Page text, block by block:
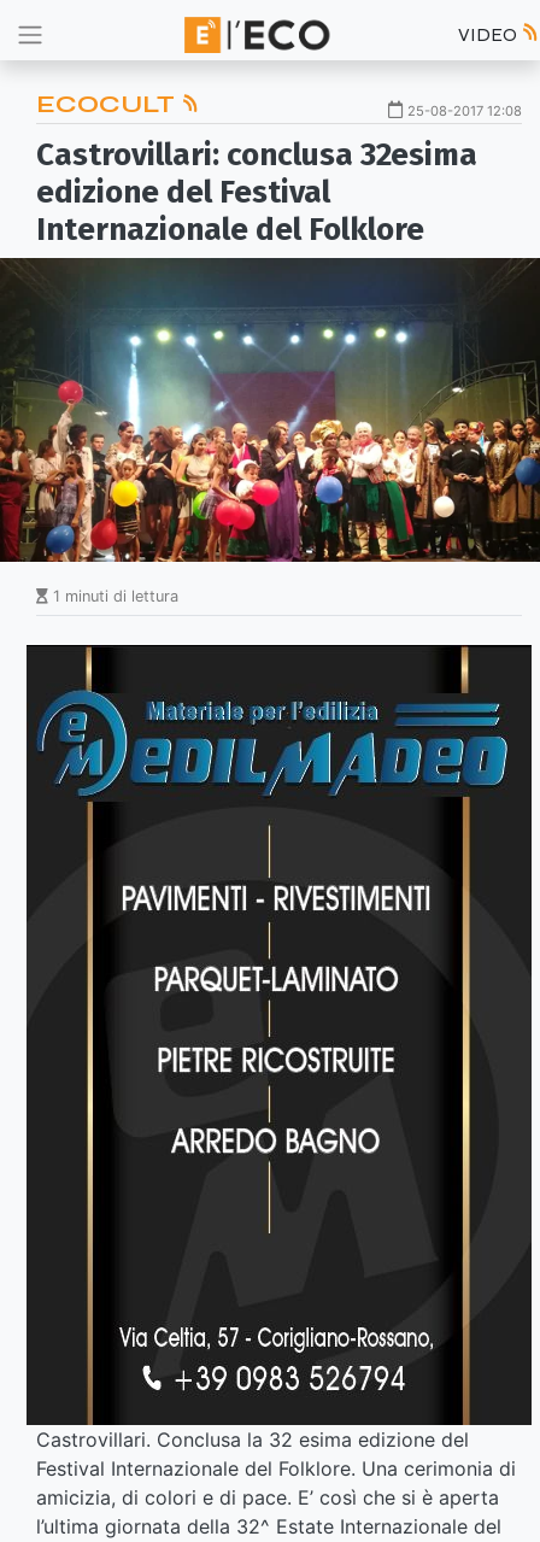
VIDEO
ECOCULT 25-08-2017 12:08
Castrovillari: conclusa 32esima
edizione del Festival
Internazionale del Folklore
1 minuti di lettura
Castrovillari. Conclusa la 32 esima edizione del
Festival Internazionale del Folklore. Una cerimonia di
amicizia, di colori e di pace. E’ così che si è aperta
l’ultima giornata della 32^ Estate Internazionale del